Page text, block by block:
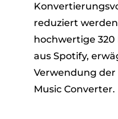
reduziert
hochwertige
aus Spotify,
Verwendung
Music Converter.